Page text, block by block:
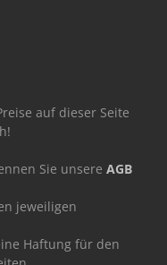
auf dieser Seite
Sie unsere AGB
jeweiligen
Haftung für den